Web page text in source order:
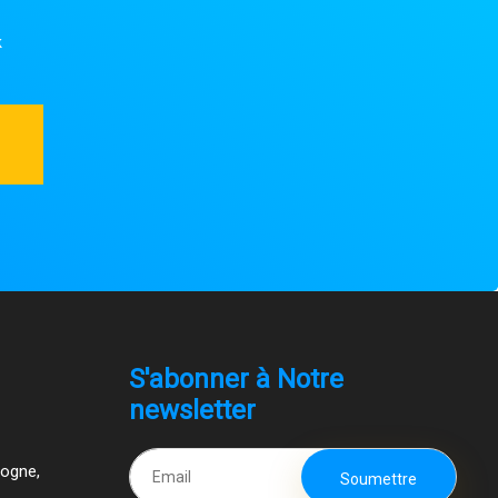
Hyper-V 2019
S'abonner à Notre
newsletter